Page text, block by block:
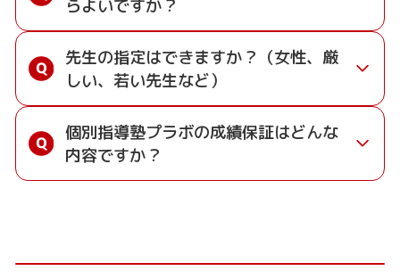
指導にご納得いただけない方に対して、ご入塾
後4回目の授業を受けられる前までに入塾を
キャンセルされた場合、全額を返金いたしま
す。
去の出題傾向を分析し、定期テストに出やすい
問題を重点的に演習します。
• 「5教科対応」のテスト対策授業： 受講科目の
英語・数学はもちろん、普段習っていない理
科・社会などの科目も、テスト直前に集中して
追加受講が可能です。
• 自習室の活用： テスト週間には「家では集中
できない」という生徒が自習室に集まり、学校
のワークや課題を終わらせる習慣が身について
中できる雰囲気だから勉強がはかどる」と好評で
す。また、自習中も先生に質問できるため、わか
らないところをそのままにせず学習を進められま
す。
んで通塾できるため、部活や習い事と無理なく両
立できます。
また、授業がない日でも自習スペースを利用でき
るため、忙しい中でも効率よく学習を進められま
らよいですか？
「勉強のやり方」も指導させていただきます。た
だ、「なかなか1人でできない」という中学生の
お子様のために、テスト対策として理科・社会の
映像授業をご用意しております。 (有料)
先生の指定はできますか？（女性、厳
しい、若い先生など）
可能な限り配慮させていただきますが、実際に指
導を受けてみたら「この先生で平気だった」とい
うことも多いです。まずは指導を受けてみて、相
性が合わなければ学期ごとに行う「先生評価アン
個別指導塾プラボの成績保証はどんな
内容ですか？